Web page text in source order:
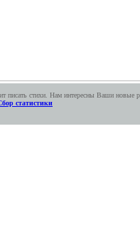
писать стихи. Нам интересны Ваши новые
статистики